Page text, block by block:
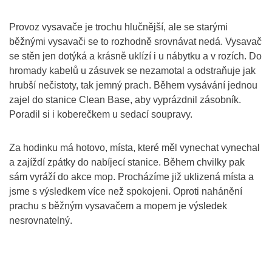
Provoz vysavače je trochu hlučnější, ale se starými
běžnými vysavači se to rozhodně srovnávat nedá. Vysavač
se stěn jen dotýká a krásně uklízí i u nábytku a v rozích. Do
hromady kabelů u zásuvek se nezamotal a odstraňuje jak
hrubší nečistoty, tak jemný prach. Během vysávání jednou
zajel do stanice Clean Base, aby vyprázdnil zásobník.
Poradil si i koberečkem u sedací soupravy.
Za hodinku má hotovo, místa, které měl vynechat vynechal
a zajíždí zpátky do nabíjecí stanice. Během chvilky pak
sám vyráží do akce mop. Procházíme již uklizená místa a
jsme s výsledkem více než spokojeni. Oproti nahánění
prachu s běžným vysavačem a mopem je výsledek
nesrovnatelný.